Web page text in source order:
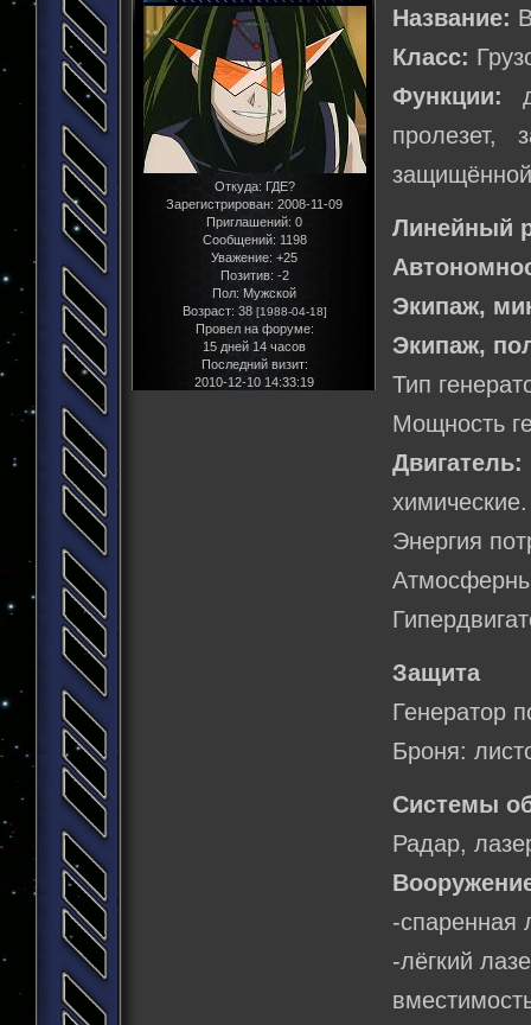
Откуда: ГДЕ?
Зарегистрирован: 2008-11-09
Приглашений: 0
Сообщений: 1198
Уважение: +25
Позитив: -2
Пол: Мужской
Возраст: 38[1988-04-18]
Провел на форуме:
15 дней 14 часов
Последний визит:
2010-12-10 14:33:19
Название:
Класс:
Функции:
пролезет,
Линейный
Экипаж,
Экипаж,
Тип
Мощность
Двигатель:
химические.
Энергия
Защита
Генератор
Броня:
Системы
Радар,
-спаренная
-лёгкий